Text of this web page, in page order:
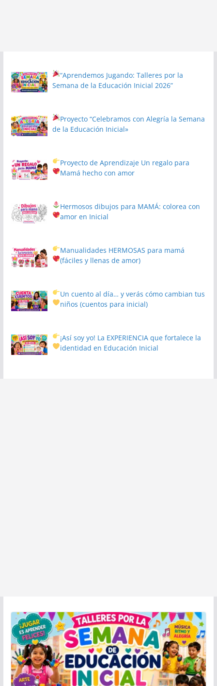
“Aprendemos Jugando: Talleres por la
Semana de la Educación Inicial 2026”
Proyecto“Celebramos con Alegría la Semana
de la Educación Inicial»
Proyecto de Aprendizaje Un regalo para
Mamá hecho con amor
Hermosos dibujos para MAMÁ: colorea con
amor en Inicial
Manualidades HERMOSAS para mamá
(fáciles y llenas de amor)
Un cuento al día… y verás cómo cambian tus
niños(cuentos para inicial)
¡Así soy yo! La EXPERIENCIA que fortalece la
identidad en Educación Inicial